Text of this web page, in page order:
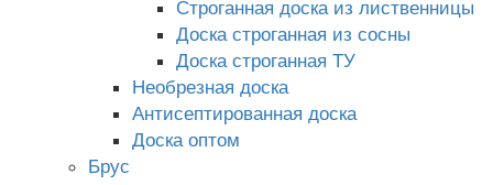
Строганная доска из лиственницы
Доска строганная из сосны
Доска строганная ТУ
Необрезная доска
Антисептированная доска
Доска оптом
Брус